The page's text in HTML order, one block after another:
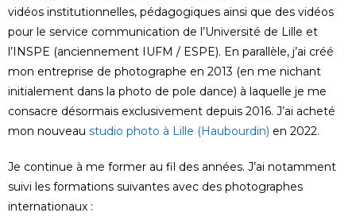
vidéos institutionnelles, pédagogiques ainsi que des vidéos
pour le service communication de l’Université de Lille et
l’INSPE (anciennement IUFM / ESPE). En parallèle, j’ai créé
mon entreprise de photographe en 2013 (en me nichant
initialement dans la photo de pole dance) à laquelle je me
consacre désormais exclusivement depuis 2016. J’ai acheté
mon nouveau studio photo à Lille (Haubourdin) en 2022.
Je continue à me former au fil des années. J’ai notamment
suivi les formations suivantes avec des photographes
internationaux :